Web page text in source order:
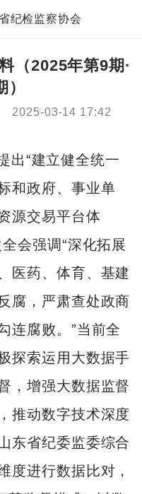
纪检监察协会
（2025年第9期·
2025-03-14 17:42
出“建立健全统一
和政府、事业单
源交易平台体
会强调“深化拓展
医药、体育、基建
腐，严肃查处政商
连腐败。”当前全
探索运用大数据手
，增强大数据监督
推动数字技术深度
东省纪委监委综合
度进行数据比对，